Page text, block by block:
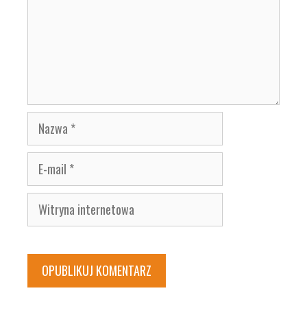
Nazwa
E-
mail
Witryna
internetowa